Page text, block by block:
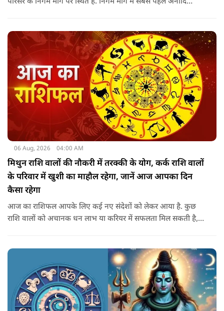
06 Aug, 2026 04:00 AM
मिथुन राशि वालों की नौकरी में तरक्की के योग, कर्क राशि वालों
के परिवार में खुशी का माहौल रहेगा, जानें आज आपका दिन
कैसा रहेगा
आज का राशिफल आपके लिए कई नए संदेशों को लेकर आया है. कुछ
राशि वालों को अचानक धन लाभ या करियर में सफलता मिल सकती है,
सकता है.